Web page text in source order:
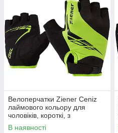
Велоперчатки Ziener Ceniz
лаймового кольору для
чоловіків, короткі, з
амортизуючими вставками та
В наявності